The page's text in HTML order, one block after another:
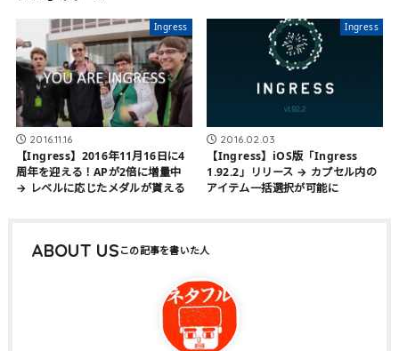
Ingress
2016.11.16
【Ingress】2016年11月16日に4
周年を迎える！APが2倍に増量中
→ レベルに応じたメダルが貰える
Ingress
2016.02.03
【Ingress】iOS版「Ingress
1.92.2」リリース → カプセル内の
アイテム一括選択が可能に
ABOUT US